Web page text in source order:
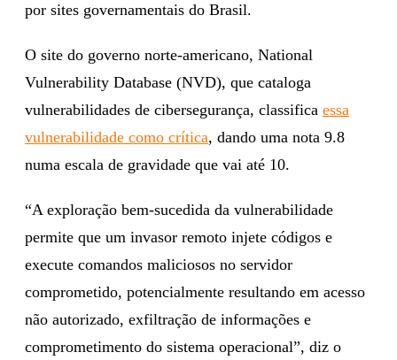
por sites governamentais do Brasil.
O site do governo norte-americano, National
Vulnerability Database (NVD), que cataloga
vulnerabilidades de cibersegurança, classifica essa
vulnerabilidade como crítica, dando uma nota 9.8
numa escala de gravidade que vai até 10.
“A exploração bem-sucedida da vulnerabilidade
permite que um invasor remoto injete códigos e
execute comandos maliciosos no servidor
comprometido, potencialmente resultando em acesso
não autorizado, exfiltração de informações e
comprometimento do sistema operacional”, diz o